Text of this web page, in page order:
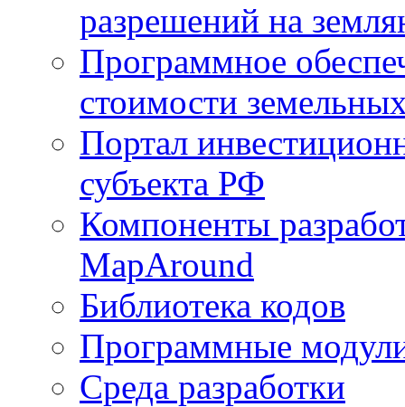
разрешений на
Программное
стоимости
Портал
субъекта РФ
Компоненты
MapAround
Библиотека кодов
Программные
Среда разработки